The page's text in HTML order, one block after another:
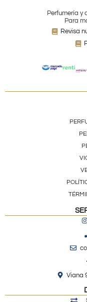
Perfumería y
Para
Revisa
Viana